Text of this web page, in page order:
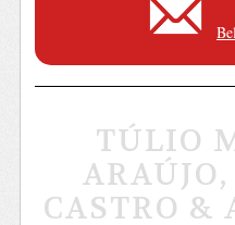
TÚLIO
CASTRO &